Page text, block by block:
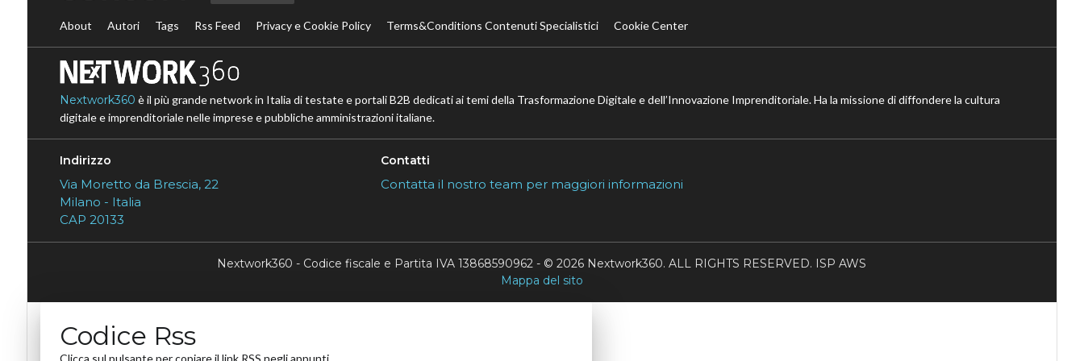
About Autori Tags Rss Feed Privacy e Cookie Policy Terms&Conditions Contenuti Specialistici Cookie Center
Nextwork360 è il più grande network in Italia di testate e portali B2B dedicati ai temi della Trasformazione Digitale e dell’Innovazione Imprenditoriale. Ha la missione di diffondere la cultura
digitale e imprenditoriale nelle imprese e pubbliche amministrazioni italiane.
Indirizzo
Via Moretto da Brescia, 22
Milano - Italia
CAP 20133
Contatti
Contatta il nostro team per maggiori informazioni
Nextwork360 - Codice fiscale e Partita IVA 13868590962 - © 2026 Nextwork360. ALL RIGHTS RESERVED. ISP AWS
Mappa del sito
Codice Rss
Clicca sul pulsante per copiare il link RSS negli appunti.